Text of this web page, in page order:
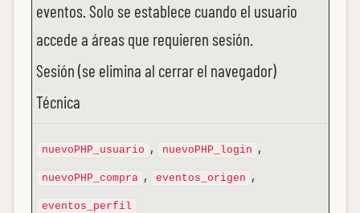
eventos. Solo se establece cuando el usuario
accede a áreas que requieren sesión.
Sesión (se elimina al cerrar el navegador)
Técnica
nuevoPHP_usuario , nuevoPHP_login ,
nuevoPHP_compra , eventos_origen ,
eventos_perfil